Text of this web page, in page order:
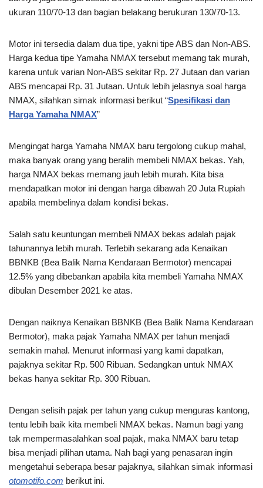
ukuran 110/70-13 dan bagian belakang berukuran 130/70-13.
Motor ini tersedia dalam dua tipe, yakni tipe ABS dan Non-ABS.
Harga kedua tipe Yamaha NMAX tersebut memang tak murah,
karena untuk varian Non-ABS sekitar Rp. 27 Jutaan dan varian
ABS mencapai Rp. 31 Jutaan. Untuk lebih jelasnya soal harga
NMAX, silahkan simak informasi berikut “Spesifikasi dan
Harga Yamaha NMAX”
Mengingat harga Yamaha NMAX baru tergolong cukup mahal,
maka banyak orang yang beralih membeli NMAX bekas. Yah,
harga NMAX bekas memang jauh lebih murah. Kita bisa
mendapatkan motor ini dengan harga dibawah 20 Juta Rupiah
apabila membelinya dalam kondisi bekas.
Salah satu keuntungan membeli NMAX bekas adalah pajak
tahunannya lebih murah. Terlebih sekarang ada Kenaikan
BBNKB (Bea Balik Nama Kendaraan Bermotor) mencapai
12.5% yang dibebankan apabila kita membeli Yamaha NMAX
dibulan Desember 2021 ke atas.
Dengan naiknya Kenaikan BBNKB (Bea Balik Nama Kendaraan
Bermotor), maka pajak Yamaha NMAX per tahun menjadi
semakin mahal. Menurut informasi yang kami dapatkan,
pajaknya sekitar Rp. 500 Ribuan. Sedangkan untuk NMAX
bekas hanya sekitar Rp. 300 Ribuan.
Dengan selisih pajak per tahun yang cukup menguras kantong,
tentu lebih baik kita membeli NMAX bekas. Namun bagi yang
tak mempermasalahkan soal pajak, maka NMAX baru tetap
bisa menjadi pilihan utama. Nah bagi yang penasaran ingin
mengetahui seberapa besar pajaknya, silahkan simak informasi
otomotifo.com berikut ini.